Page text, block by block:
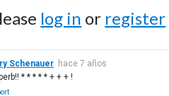
log in or register
Schenauer hace 7 años
* * * * * + + + !